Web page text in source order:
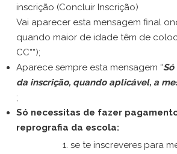
inscrição (Concluir Inscrição)
Vai aparecer esta mensagem final
quando maior de idade têm de
CC**);
Aparece sempre esta mensagem “Só
da inscrição, quando aplicável, a
;
Só necessitas de fazer
reprografia da escola:
se te inscreveres para